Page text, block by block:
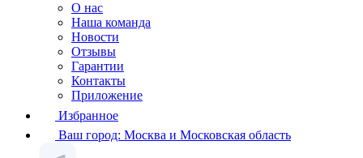
О нас
Наша команда
Новости
Отзывы
Гарантии
Контакты
Приложение
Избранное
Ваш город: Москва и Московская область